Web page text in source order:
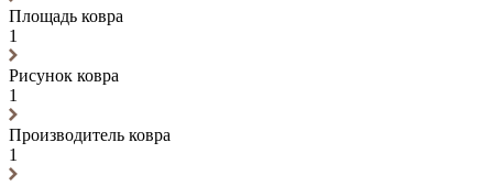
Площадь ковра
1
Рисунок ковра
1
Производитель ковра
1